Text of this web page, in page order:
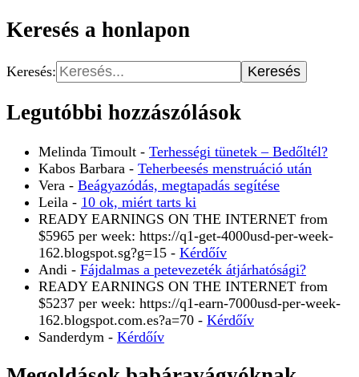
Keresés a honlapon
Keresés:
Legutóbbi hozzászólások
Melinda Timoult - Terhességi tünetek – Bedőltél?
Kabos Barbara - Teherbeesés menstruáció után
Vera - Beágyazódás, megtapadás segítése
Leila - 10 ok, miért tarts ki
READY EARNINGS ON THE INTERNET from
$5965 per week: https://q1-get-4000usd-per-week-
162.blogspot.sg?g=15 - Kérdőív
Andi - Fájdalmas a petevezeték átjárhatósági?
READY EARNINGS ON THE INTERNET from
$5237 per week: https://q1-earn-7000usd-per-week-
162.blogspot.com.es?a=70 - Kérdőív
Sanderdym - Kérdőív